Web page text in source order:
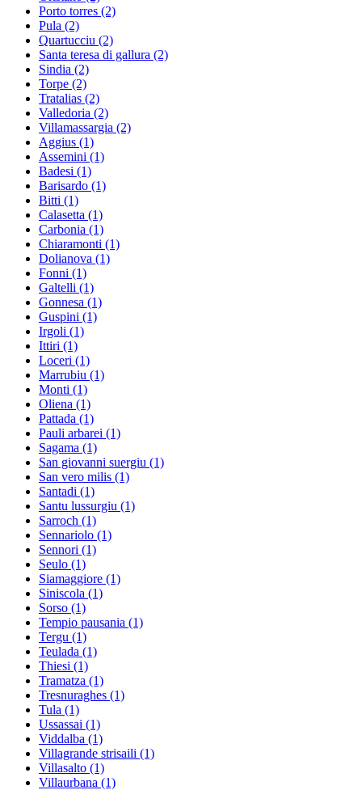
Porto torres (2)
Pula (2)
Quartucciu (2)
Santa teresa di gallura (2)
Sindia (2)
Torpe (2)
Tratalias (2)
Valledoria (2)
Villamassargia (2)
Aggius (1)
Assemini (1)
Badesi (1)
Barisardo (1)
Bitti (1)
Calasetta (1)
Carbonia (1)
Chiaramonti (1)
Dolianova (1)
Fonni (1)
Galtelli (1)
Gonnesa (1)
Guspini (1)
Irgoli (1)
Ittiri (1)
Loceri (1)
Marrubiu (1)
Monti (1)
Oliena (1)
Pattada (1)
Pauli arbarei (1)
Sagama (1)
San giovanni suergiu (1)
San vero milis (1)
Santadi (1)
Santu lussurgiu (1)
Sarroch (1)
Sennariolo (1)
Sennori (1)
Seulo (1)
Siamaggiore (1)
Siniscola (1)
Sorso (1)
Tempio pausania (1)
Tergu (1)
Teulada (1)
Thiesi (1)
Tramatza (1)
Tresnuraghes (1)
Tula (1)
Ussassai (1)
Viddalba (1)
Villagrande strisaili (1)
Villasalto (1)
Villaurbana (1)